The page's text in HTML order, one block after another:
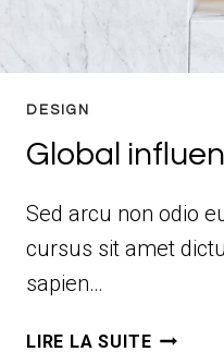
DESIGN
Global
Sed arcu non odio
cursus sit amet
sapien…
LIRE LA SUITEGLOBAL